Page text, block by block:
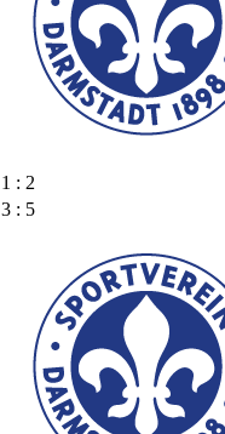
1 : 2
3 : 5